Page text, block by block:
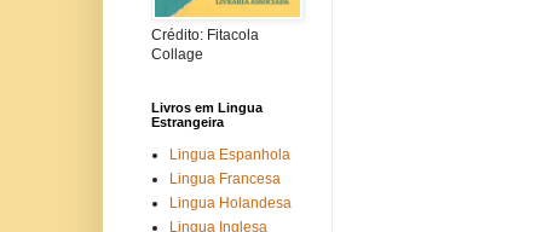
Crédito: Fitacola
Collage
Livros em Lingua
Estrangeira
Lingua Espanhola
Lingua Francesa
Lingua Holandesa
Lingua Inglesa